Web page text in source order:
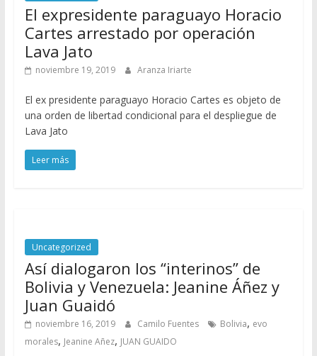
El expresidente paraguayo Horacio
Cartes arrestado por operación
Lava Jato
noviembre 19, 2019 Aranza Iriarte
El ex presidente paraguayo Horacio Cartes es objeto de
una orden de libertad condicional para el despliegue de
Lava Jato
Leer más
Uncategorized
Así dialogaron los “interinos” de
Bolivia y Venezuela: Jeanine Áñez y
Juan Guaidó
noviembre 16, 2019 Camilo Fuentes Bolivia, evo
morales, Jeanine Añez, JUAN GUAIDO